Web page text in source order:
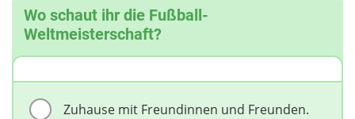
Wo schaut ihr die Fußball-
Weltmeisterschaft?
Zuhause mit Freundinnen und Freunden.